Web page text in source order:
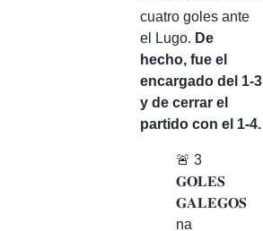
cuatro goles ante
el Lugo. De
hecho, fue el
encargado del 1-3
y de cerrar el
partido con el 1-4.
🚨 3
𝐆𝐎𝐋𝐄𝐒
𝐆𝐀𝐋𝐄𝐆𝐎𝐒
na